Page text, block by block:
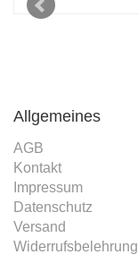
Allgemeines
AGB
Kontakt
Impressum
Datenschutz
Versand
Widerrufsbelehrung